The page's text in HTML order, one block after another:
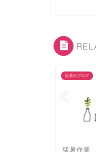
社長のブログ
猛暑作業